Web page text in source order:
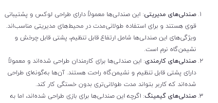
صندلی‌های مدیریتی: این صندلی‌ها معمولاً دارای طراحی لوکس و پشتیبانی
قوی هستند و برای استفاده طولانی‌مدت در محیط‌های مدیریتی مناسب‌اند.
ویژگی‌های این صندلی‌ها شامل ارتفاع قابل تنظیم، پشتی قابل چرخش و
نشیمن‌گاه نرم است.
صندلی‌های کارمندی: این صندلی‌ها برای کارمندان طراحی شده‌اند و معمولاً
دارای پشتی قابل تنظیم و نشیمن‌گاه راحت هستند. آن‌ها به‌گونه‌ای طراحی
شده‌اند که کاربر بتواند مدت طولانی‌تری بدون خستگی کار کند.
صندلی‌های گیمینگ: اگرچه این صندلی‌ها برای بازی طراحی شده‌اند، اما به